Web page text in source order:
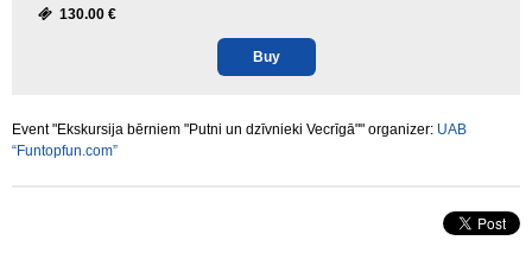
130.00 €
Buy
Event "Ekskursija bērniem "Putni un dzīvnieki Vecrīgā"" organizer: UAB
“Funtopfun.com”